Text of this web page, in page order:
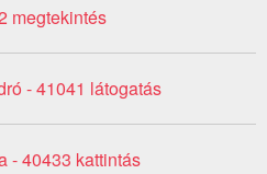
megtekintés
- 41041 látogatás
- 40433 kattintás